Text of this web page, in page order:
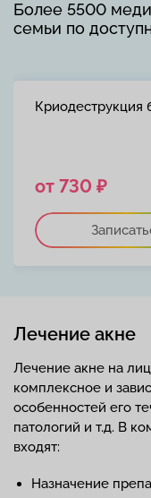
Более 5500
семьи по
Криодеструкция
от 730 ₽
Лечение акне
Лечение акне на
комплексное и
особенностей его
патологий и т.д. В
входят:
Назначение